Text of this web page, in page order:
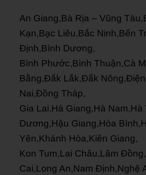
An Giang,Bà Rịa – Vũng
Kạn,Bạc Liêu,Bắc Ninh,Bến
Định,Bình Dương,
Bình Phước,Bình Thuận,Cà
Bằng,Đắk Lắk,Đắk
Nai,Đồng Tháp,
Gia Lai,Hà Giang,Hà Nam,Hà
Dương,Hậu Giang,Hòa
Yên,Khánh Hòa,Kiên Giang,
Kon Tum,Lai Châu,Lâm
Cai,Long An,Nam Định,Nghệ